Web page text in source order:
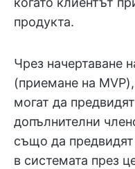
продукта.
Чрез начертаване
(приемане на
могат да
допълнителни
също да
в системата през